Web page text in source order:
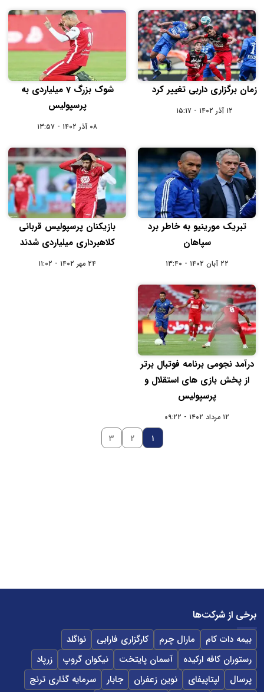
زمان برگزاری داربی تغییر کرد
۱۲ آذر ۱۴۰۲ - ۱۵:۱۷
شوک بزرگ 7 میلیاردی به
پرسپولیس
۰۸ آذر ۱۴۰۲ - ۱۳:۵۷
تبریک مورینیو به خاطر برد
سپاهان
۲۲ آبان ۱۴۰۲ - ۱۳:۴۰
بازیکنان پرسپولیس قربانی
کلاهبرداری میلیاردی شدند
۲۴ مهر ۱۴۰۲ - ۱۱:۰۲
درآمد نجومی برنامه فوتبال برتر
از پخش بازی های استقلال و
پرسپولیس
۱۲ مرداد ۱۴۰۲ - ۰۹:۲۲
۱ ۲ ۳
برخی از شرکت‌ها
بیمه دات کام مارال چرم کارگزاری فارابی
نواگلد
رستوران کافه ارکیده
آسمان پایتخت نیکوان گروپ
زرپاد
پرسال
لپتاپیفای نوین زعفران جابار
سرمایه گذاری ترنج